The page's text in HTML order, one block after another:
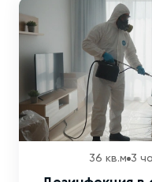
36 кв.м 3